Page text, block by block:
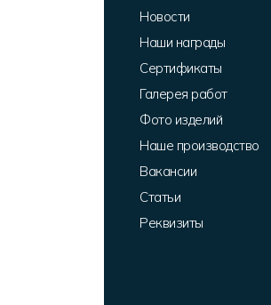
Новости
Наши награды
Сертификаты
Галерея работ
Фото изделий
Наше производство
Вакансии
Статьи
Реквизиты